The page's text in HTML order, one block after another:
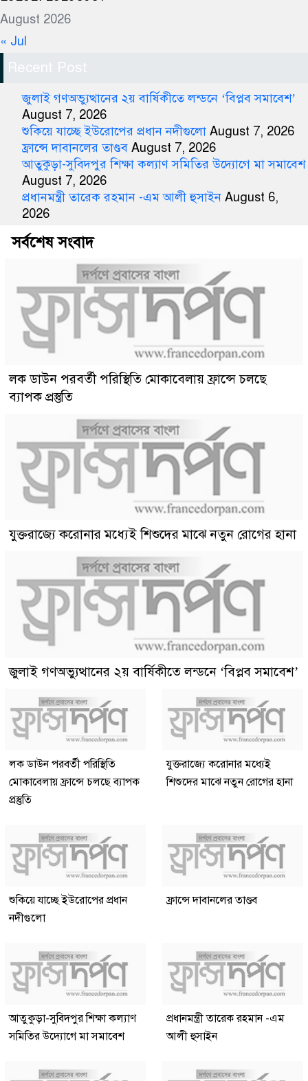
August 2026
« Jul
Recent Post
জুলাই গণঅভ্যুত্থানের ২য় বার্ষিকীতে লন্ডনে ‘বিপ্লব সমাবেশ’
August 7, 2026
শুকিয়ে যাচ্ছে ইউরোপের প্রধান নদীগুলো August 7, 2026
ফ্রান্সে দাবানলের তাণ্ডব August 7, 2026
আতুকুড়া-সুবিদপুর শিক্ষা কল্যাণ সমিতির উদ্যোগে মা সমাবেশ
August 7, 2026
প্রধানমন্ত্রী তারেক রহমান -এম আলী হুসাইন August 6,
2026
সর্বশেষ সংবাদ
লক ডাউন পরবর্তী পরিস্থিতি মোকাবেলায় ফ্রান্সে চলছে
ব্যাপক প্রস্তুতি
যুক্তরাজ্যে করোনার মধ্যেই শিশুদের মাঝে নতুন রোগের হানা
জুলাই গণঅভ্যুত্থানের ২য় বার্ষিকীতে লন্ডনে ‘বিপ্লব সমাবেশ’
লক ডাউন পরবর্তী পরিস্থিতি
মোকাবেলায় ফ্রান্সে চলছে ব্যাপক
প্রস্তুতি
যুক্তরাজ্যে করোনার মধ্যেই
শিশুদের মাঝে নতুন রোগের হানা
শুকিয়ে যাচ্ছে ইউরোপের প্রধান
নদীগুলো
ফ্রান্সে দাবানলের তাণ্ডব
আতুকুড়া-সুবিদপুর শিক্ষা কল্যাণ
সমিতির উদ্যোগে মা সমাবেশ
প্রধানমন্ত্রী তারেক রহমান -এম
আলী হুসাইন